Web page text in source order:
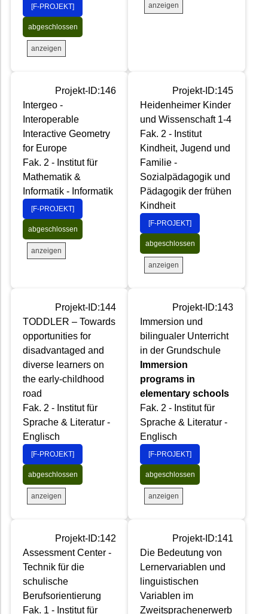
[F-PROJEKT]
abgeschlossen
anzeigen
anzeigen
Projekt-ID:146
Intergeo -
Interoperable
Interactive Geometry
for Europe
Fak. 2 - Institut für
Mathematik &
Informatik - Informatik
[F-PROJEKT]
abgeschlossen
anzeigen
Projekt-ID:145
Heidenheimer Kinder
und Wissenschaft 1-4
Fak. 2 - Institut
Kindheit, Jugend und
Familie -
Sozialpädagogik und
Pädagogik der frühen
Kindheit
[F-PROJEKT]
abgeschlossen
anzeigen
Projekt-ID:144
TODDLER – Towards
opportunities for
disadvantaged and
diverse learners on
the early-childhood
road
Fak. 2 - Institut für
Sprache & Literatur -
Englisch
[F-PROJEKT]
abgeschlossen
anzeigen
Projekt-ID:143
Immersion und
bilingualer Unterricht
in der Grundschule
Immersion
programs in
elementary schools
Fak. 2 - Institut für
Sprache & Literatur -
Englisch
[F-PROJEKT]
abgeschlossen
anzeigen
Projekt-ID:142
Assessment Center -
Technik für die
schulische
Berufsorientierung
Fak. 1 - Institut für
Projekt-ID:141
Die Bedeutung von
Lernervariablen und
linguistischen
Variablen im
Zweitsprachenerwerb